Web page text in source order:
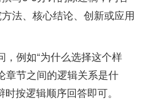
法、核心结论、创新或应用
，例如“为什么选择这个样
章节之间的逻辑关系是什
按逻辑顺序回答即可。